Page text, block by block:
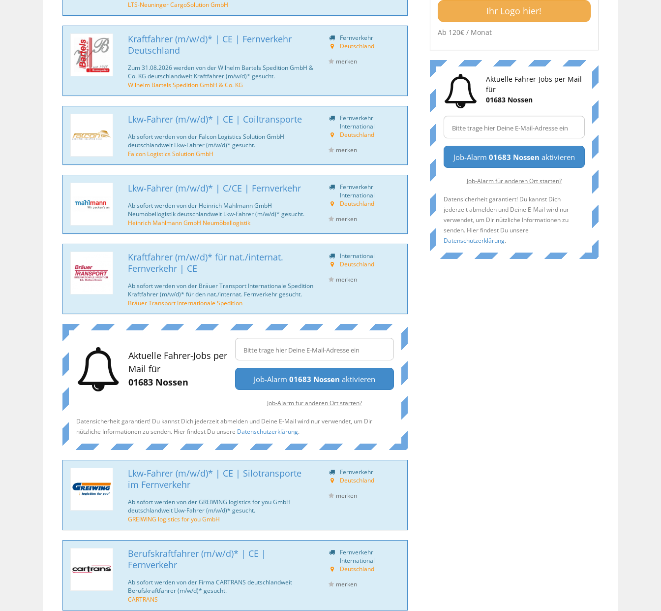
LTS-Neuninger CargoSolution GmbH
Kraftfahrer (m/w/d)* | CE | Fernverkehr
Deutschland
Zum 31.08.2026 werden von der Wilhelm Bartels Spedition GmbH &
Co. KG deutschlandweit Kraftfahrer (m/w/d)* gesucht.
Wilhelm Bartels Spedition GmbH & Co. KG
Fernverkehr
Deutschland
merken
Lkw-Fahrer (m/w/d)* | CE | Coiltransporte
Ab sofort werden von der Falcon Logistics Solution GmbH
deutschlandweit Lkw-Fahrer (m/w/d)* gesucht.
Falcon Logistics Solution GmbH
Fernverkehr
International
Deutschland
merken
Lkw-Fahrer (m/w/d)* | C/CE | Fernverkehr
Ab sofort werden von der Heinrich Mahlmann GmbH
Neumöbellogistik deutschlandweit Lkw-Fahrer (m/w/d)* gesucht.
Heinrich Mahlmann GmbH Neumöbellogistik
Fernverkehr
International
Deutschland
merken
Kraftfahrer (m/w/d)* für nat./internat.
Fernverkehr | CE
Ab sofort werden von der Bräuer Transport Internationale Spedition
Kraftfahrer (m/w/d)* für den nat./internat. Fernverkehr gesucht.
Bräuer Transport Internationale Spedition
International
Deutschland
merken
Aktuelle Fahrer-Jobs per
Mail für
01683 Nossen
Job-Alarm 01683 Nossen aktivieren
Job-Alarm für anderen Ort starten?
Datensicherheit garantiert! Du kannst Dich jederzeit abmelden und Deine E-Mail wird nur verwendet, um Dir
nützliche Informationen zu senden. Hier findest Du unsere Datenschutzerklärung.
Lkw-Fahrer (m/w/d)* | CE | Silotransporte
im Fernverkehr
Ab sofort werden von der GREIWING logistics for you GmbH
deutschlandweit Lkw-Fahrer (m/w/d)* gesucht.
GREIWING logistics for you GmbH
Fernverkehr
Deutschland
merken
Berufskraftfahrer (m/w/d)* | CE |
Fernverkehr
Ab sofort werden von der Firma CARTRANS deutschlandweit
Berufskraftfahrer (m/w/d)* gesucht.
CARTRANS
Fernverkehr
International
Deutschland
merken
Ihr Logo hier!
Ab 120€ / Monat
Aktuelle Fahrer-Jobs per Mail
für
01683 Nossen
Job-Alarm 01683 Nossen aktivieren
Job-Alarm für anderen Ort starten?
Datensicherheit garantiert! Du kannst Dich
jederzeit abmelden und Deine E-Mail wird nur
verwendet, um Dir nützliche Informationen zu
senden. Hier findest Du unsere
Datenschutzerklärung.